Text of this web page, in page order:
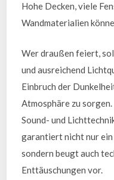
Hohe Decken, viele
Wandmaterialien
Wer draußen feiert,
und ausreichend
Einbruch der
Atmosphäre zu
Sound- und
garantiert nicht nur ein
sondern beugt auch
Enttäuschungen vor.